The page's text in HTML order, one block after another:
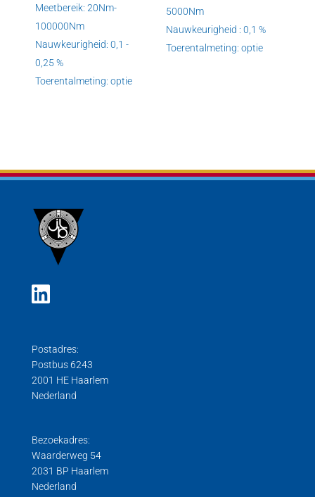
Meetbereik: 20Nm-
100000Nm
Nauwkeurigheid: 0,1 -
0,25 %
Toerentalmeting: optie
5000Nm
Nauwkeurigheid : 0,1 %
Toerentalmeting: optie
Postadres:
Postbus 6243
2001 HE Haarlem
Nederland
Bezoekadres:
Waarderweg 54
2031 BP Haarlem
Nederland